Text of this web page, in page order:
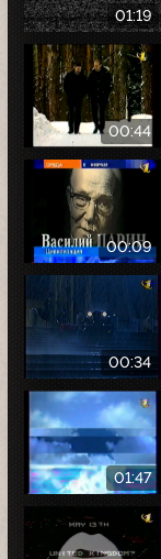
01:19
00:44
00:09
00:34
01:47